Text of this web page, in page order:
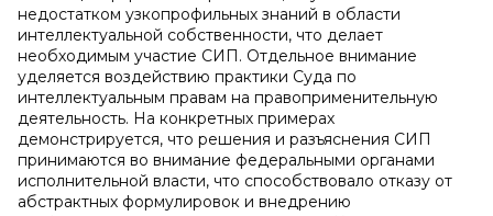
недостатком узкопрофильных знаний в области
интеллектуальной собственности, что делает
необходимым участие СИП. Отдельное внимание
уделяется воздействию практики Суда по
интеллектуальным правам на правоприменительную
деятельность. На конкретных примерах
демонстрируется, что решения и разъяснения СИП
принимаются во внимание федеральными органами
исполнительной власти, что способствовало отказу от
абстрактных формулировок и внедрению